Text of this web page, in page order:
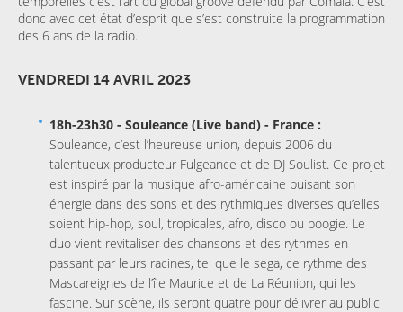
donc avec cet état d’esprit que s’est construite la programmation
des 6 ans de la radio.
VENDREDI 14 AVRIL 2023
18h-23h30 - Souleance (Live band) - France :
Souleance, c’est l’heureuse union, depuis 2006 du
talentueux producteur Fulgeance et de DJ Soulist. Ce projet
est inspiré par la musique afro-américaine puisant son
énergie dans des sons et des rythmiques diverses qu’elles
soient hip-hop, soul, tropicales, afro, disco ou boogie. Le
duo vient revitaliser des chansons et des rythmes en
passant par leurs racines, tel que le sega, ce rythme des
Mascareignes de l’île Maurice et de La Réunion, qui les
fascine. Sur scène, ils seront quatre pour délivrer au public